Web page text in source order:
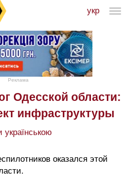
укр
Реклама
Одесской области:
инфраструктуры
українською
оказался этой